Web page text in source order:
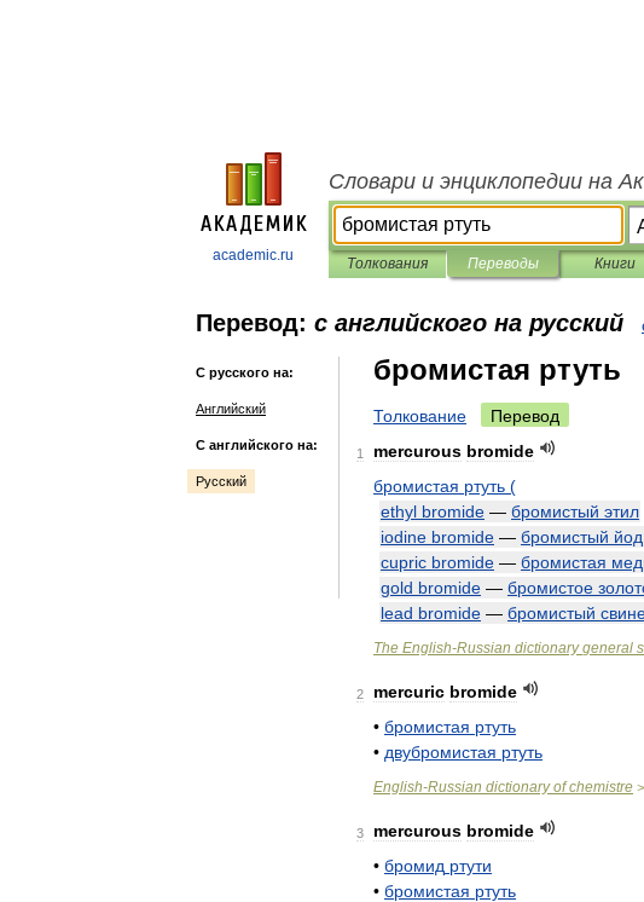
academic.ru
Словари и энциклопедии на
Толкования Переводы Книги
Перевод: с английского на русский
С русского на:
Английский
С английского на:
Русский
бромистая ртуть
Толкование Перевод
1 mercurous bromide
бромистая ртуть (
ethyl bromide — бромистый этил
iodine bromide — бромистый йод
cupric bromide — бромистая
gold bromide — бромистое
lead bromide — бромистый
The English-Russian dictionary general
2 mercuric bromide
• бромистая ртуть
• двубромистая ртуть
English-Russian dictionary of chemistre >
3 mercurous bromide
• бромид ртути
• бромистая ртуть